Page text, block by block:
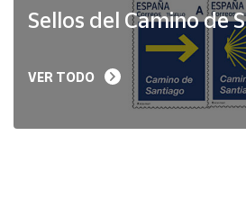
Sellos del Camino de
VER TODO